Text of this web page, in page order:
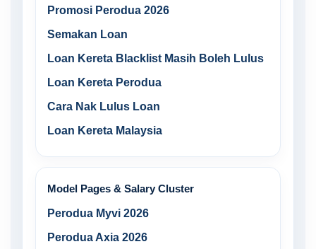
Promosi Perodua 2026
Semakan Loan
Loan Kereta Blacklist Masih Boleh Lulus
Loan Kereta Perodua
Cara Nak Lulus Loan
Loan Kereta Malaysia
Model Pages & Salary Cluster
Perodua Myvi 2026
Perodua Axia 2026